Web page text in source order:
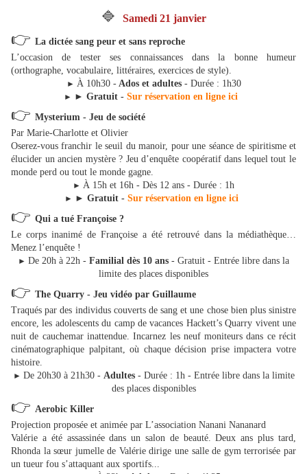
🔷 Samedi 21 janvier
👉 La dictée sang peur et sans reproche
L’occasion de tester ses connaissances dans la bonne humeur
(orthographe, vocabulaire, littéraires, exercices de style).
► À 10h30 -Ados et adultes- Durée : 1h30
► ► Gratuit - Sur réservation en ligne ici
👉 Mysterium - Jeu de société
Par Marie-Charlotte et Olivier
Oserez-vous franchir le seuil du manoir, pour une séance de spiritisme et
élucider un ancien mystère ? Jeu d’enquête coopératif dans lequel tout le
monde perd ou tout le monde gagne.
► À 15h et 16h - Dès 12 ans - Durée : 1h
► ► Gratuit - Sur réservation en ligne ici
👉 Qui a tué Françoise ?
Le corps inanimé de Françoise a été retrouvé dans la médiathèque…
Menez l’enquête !
► De 20h à 22h - Familial dès 10 ans - Gratuit - Entrée libre dans la
limite des places disponibles
👉 The Quarry - Jeu vidéo par Guillaume
Traqués par des individus couverts de sang et une chose bien plus sinistre
encore, les adolescents du camp de vacances Hackett’s Quarry vivent une
nuit de cauchemar inattendue. Incarnez les neuf moniteurs dans ce récit
cinématographique palpitant, où chaque décision prise impactera votre
histoire.
► De 20h30 à 21h30 - Adultes- Durée : 1h - Entrée libre dans la limite
des places disponibles
👉 Aerobic Killer
Projection proposée et animée par L’association Nanani Nananard
Valérie a été assassinée dans un salon de beauté. Deux ans plus tard,
Rhonda la sœur jumelle de Valérie dirige une salle de gym terrorisée par
un tueur fou s’attaquant aux sportifs...